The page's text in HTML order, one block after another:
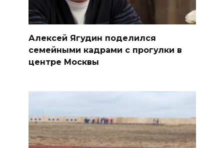
Алексей Ягудин поделился
семейными кадрами с прогулки в
центре Москвы